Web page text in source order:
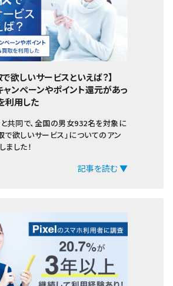
欲しいサービスといえば？】
ャンペーンやポイント還元があっ
利用した
共同で、全国の男女932名を対象に
で欲しいサービス」についてのアン
ました！
記事を読む ▼